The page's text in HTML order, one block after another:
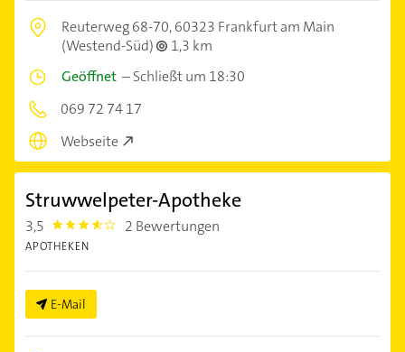
Reuterweg 68-70,60323 Frankfurt am Main
(Westend-Süd)
1,3 km
Geöffnet –Schließt um 18:30
069 72 74 17
Webseite
Struwwelpeter-Apotheke
3,5 3.5 2 Bewertungen
APOTHEKEN
E-Mail